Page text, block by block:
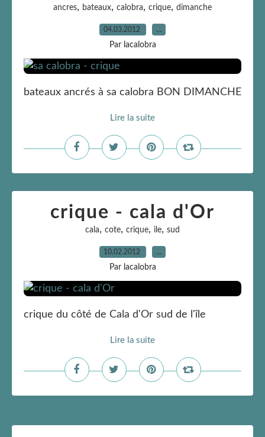
ancres, bateaux, calobra, crique, dimanche
04.03.2012 …
Par lacalobra
bateaux ancrés à sa calobra BON DIMANCHE
Lire la suite
crique - cala d'Or
cala, cote, crique, ile, sud
10.02.2012 …
Par lacalobra
crique du côté de Cala d'Or sud de l'île
Lire la suite